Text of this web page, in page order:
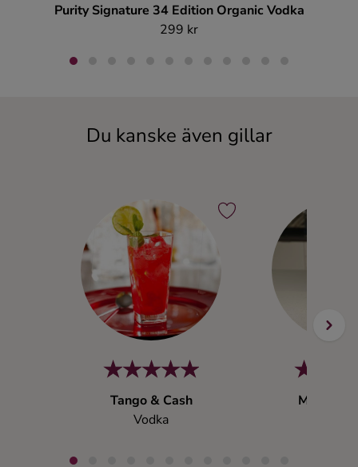
Purity Signature 34 Edition Organic Vodka
299 kr
Du kanske även gillar
Tango & Cash
Vodka
Menage